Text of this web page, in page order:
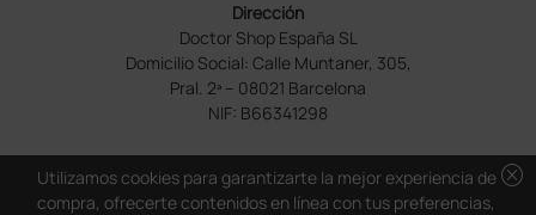
Dirección
Doctor Shop España SL
Domicilio Social: Calle Muntaner, 305,
Pral. 2ª – 08021 Barcelona
NIF: B66341298
cancel
Utilizamos cookies para garantizarte la mejor experiencia de
compra, ofrecerte contenidos en línea con tus preferencias,